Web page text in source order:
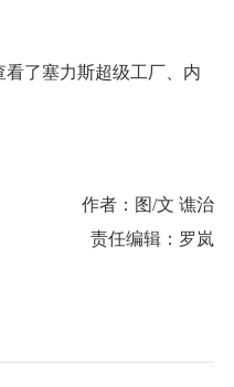
了塞力斯超级工厂、内
作者：图/文 谯治
责任编辑：罗岚